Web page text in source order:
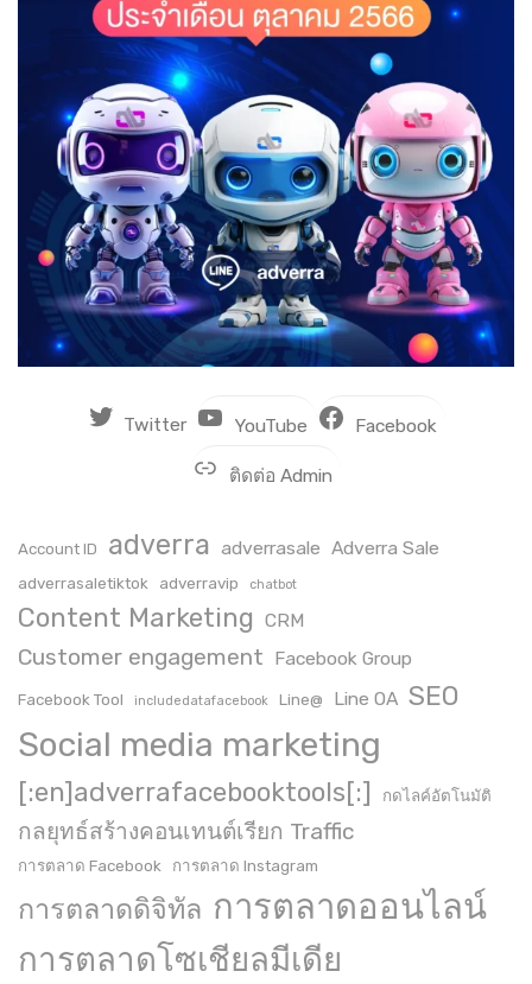
Twitter YouTube Facebook
ติดต่อ Admin
Account ID adverra adverrasale Adverra Sale
adverrasaletiktok adverravip chatbot
Content Marketing CRM
Customer engagement Facebook Group
Facebook Tool includedatafacebook Line@ Line OA SEO
Social media marketing
[:en]adverrafacebooktools[:] กดไลค์อัตโนมัติ
กลยุทธ์สร้างคอนเทนต์เรียก Traffic
การตลาด Facebook การตลาด Instagram
การตลาดดิจิทัล การตลาดออนไลน์
การตลาดโซเชียลมีเดีย